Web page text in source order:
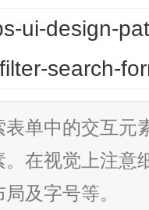
表单中的交互元
。在视觉上注意
及字号等。